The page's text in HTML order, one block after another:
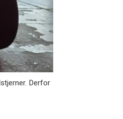
Derfor